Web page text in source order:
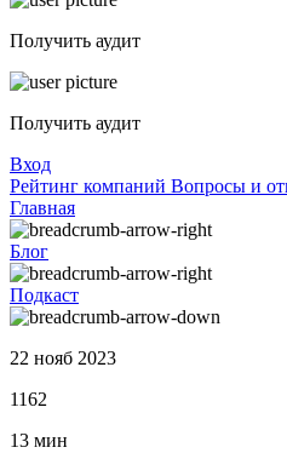
Получить аудит
Получить аудит
Вход
Рейтинг компаний Вопросы и
Главная
Блог
Подкаст
22 нояб 2023
1162
13 мин